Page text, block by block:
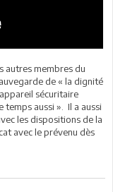
autres membres du
de « la dignité
sécuritaire
temps aussi ». Il a aussi
les dispositions de la
avec le prévenu dès